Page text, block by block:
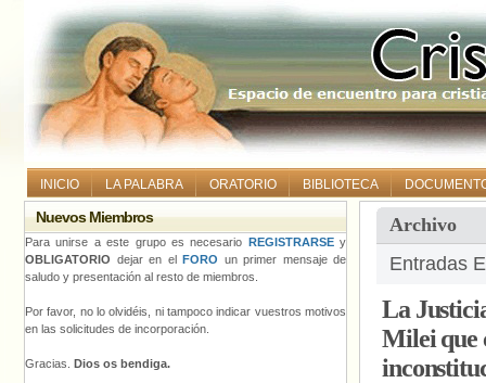
INICIO LA PALABRA ORATORIO BIBLIOTECA
Archivo
Entradas
La
Milei que
Nuevos Miembros
Para unirse a este grupo es necesario REGISTRARSEy
OBLIGATORIO dejar en el FORO un primer mensaje de
saludo y presentación al resto de miembros.
Por favor, no lo olvidéis, ni tampoco indicar vuestros motivos
en las solicitudes de incorporación.
Gracias. Dios os bendiga.